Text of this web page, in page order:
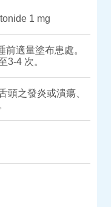
1 mg
前適量塗布患處。
3-4 次。
頭之發炎或潰瘍、